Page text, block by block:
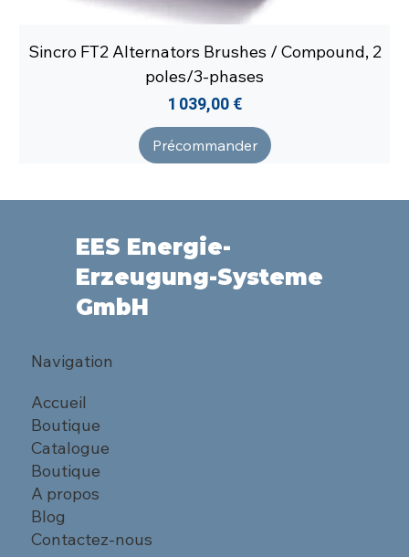
Sincro FT2 Alternators Brushes / Compound, 2
poles/3-phases
Prix
1 039,00 €
Précommander
EES Energie-
Erzeugung-Systeme
GmbH
Navigation
Accueil
Boutique
Catalogue
Boutique
A propos
Blog
Contactez-nous